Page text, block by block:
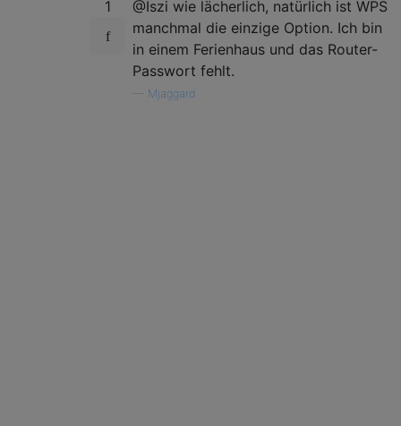
1
@Iszi wie lächerlich, natürlich ist WPS
manchmal die einzige Option. Ich bin
in einem Ferienhaus und das Router-
Passwort fehlt.
Mjaggard